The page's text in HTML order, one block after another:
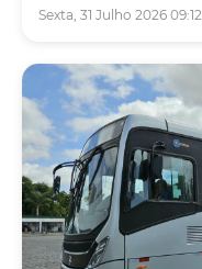
Sexta, 31 Julho 2026 09:12